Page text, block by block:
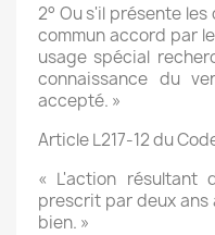
2° Ou s'il présente
commun accord par
usage spécial
connaissance du
accepté. »
Article L217-12 du
« L'action résultant
prescrit par deux ans
bien. »